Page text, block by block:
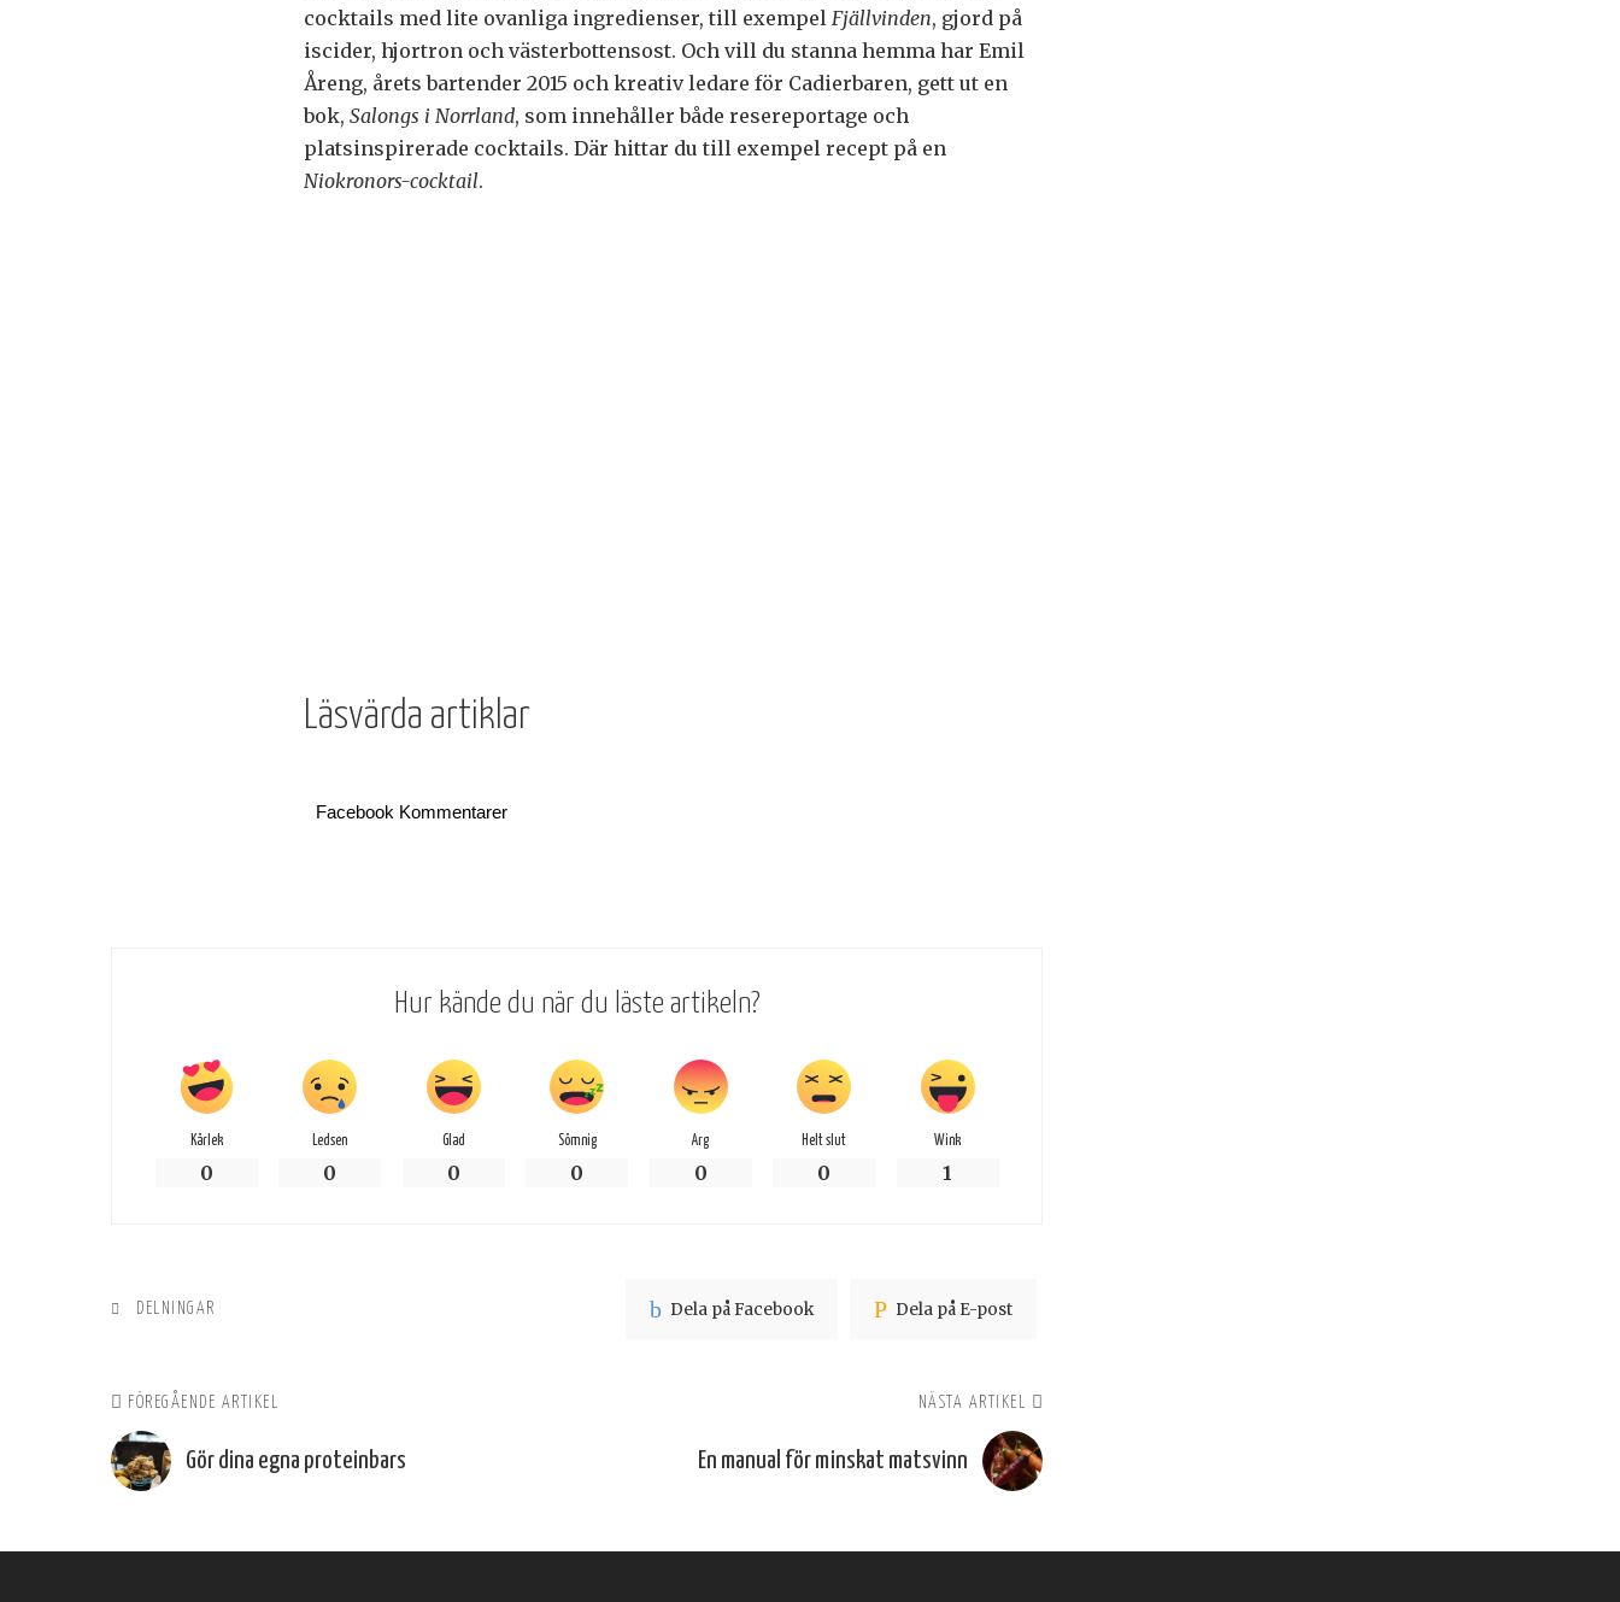
cocktails med lite ovanliga ingredienser, till exempel Fjällvinden, gjord på
iscider, hjortron och västerbottensost. Och vill du stanna hemma har Emil
Åreng, årets bartender 2015 och kreativ ledare för Cadierbaren, gett ut en
bok, Salongs i Norrland, som innehåller både resereportage och
platsinspirerade cocktails. Där hittar du till exempel recept på en
Niokronors-cocktail.
Läsvärda artiklar
Facebook Kommentarer
Hur kände du när du läste artikeln?
Kärlek
0
Ledsen
0
Glad
0
Sömnig
0
Arg
0
Helt slut
0
Wink
1
DELNINGAR Dela på Facebook Dela på E-post
FÖREGÅENDE ARTIKEL
Gör dina egna proteinbars
NÄSTA ARTIKEL
En manual för minskat matsvinn